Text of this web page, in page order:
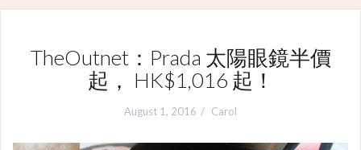
TheOutnet：Prada 太陽眼鏡半價
起， HK$1,016 起！
August 1, 2016 Carol